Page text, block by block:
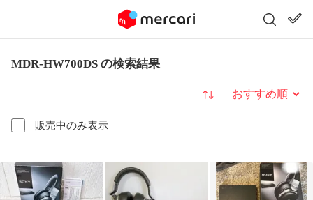
MDR-HW700DS の検索結果
販売中のみ表示
並び替え